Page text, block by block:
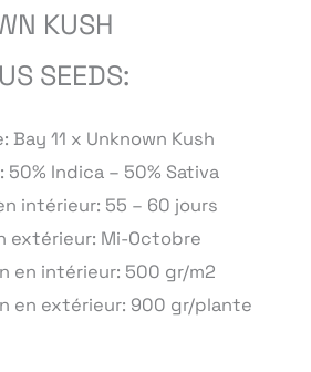
KUSH
SEEDS:
Bay 11 x Unknown Kush
50% Indica – 50% Sativa
intérieur: 55 – 60 jours
extérieur: Mi-Octobre
en intérieur: 500 gr/m2
en extérieur: 900 gr/plante